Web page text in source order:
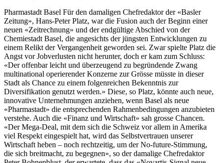
Pharmastadt Basel Für den damaligen Chefredaktor der «Basler
Zeitung», Hans-Peter Platz, war die Fusion auch der Beginn einer
neuen «Zeitrechnung» und der endgültige Abschied von der
Chemiestadt Basel, die angesichts der jüngsten Entwicklungen zu
einem Relikt der Vergangenheit geworden sei. Zwar spielte Platz die
Angst vor Jobverlusten nicht herunter, doch er kam zum Schluss:
«Der offenbar leicht und überzeugend zu begründende Zwang
multinational operierender Konzerne zur Grösse müsste in dieser
Stadt als Chance zu einem folgenreichen Bekenntnis zur
Diversifikation genutzt werden.» Diese, so Platz, könnte auch neue,
innovative Unternehmungen anziehen, wenn Basel als neue
«Pharmastadt» die entsprechenden Rahmenbedingungen anzubieten
verstehe. Auch die «Finanz und Wirtschaft» sah grosse Chancen.
«Der Mega-Deal, mit dem sich die Schweiz vor allem in Amerika
viel Respekt eingespielt hat, wird das Selbstvertrauen unserer
Wirtschaft heben – noch rechtzeitig, um der No-future-Stimmung,
die sich breitmacht, zu begegnen», so der damalige Chefredaktor